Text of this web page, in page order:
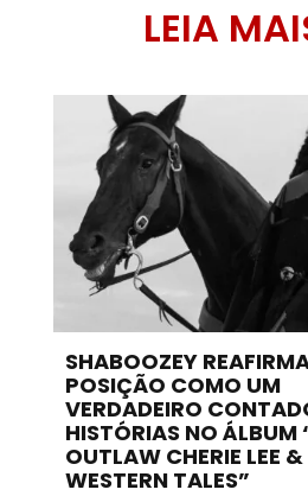
LEIA
SHABOOZEY
POSIÇÃO COMO UM
VERDADEIRO
HISTÓRIAS NO ÁLBUM
OUTLAW CHERIE LEE
WESTERN TALES”